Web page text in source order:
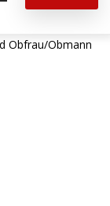
Obfrau/Obmann